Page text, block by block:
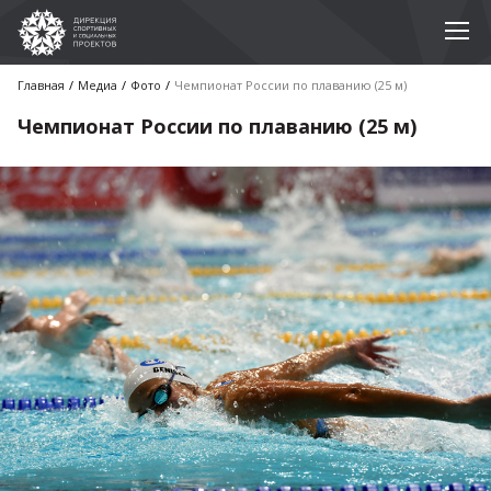
Главная Медиа Фото Чемпионат России по плаванию (25 м)
Чемпионат России по плаванию (25 м)